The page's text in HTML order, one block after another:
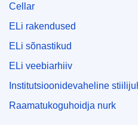
Cellar
ELi rakendused
ELi sõnastikud
ELi veebiarhiiv
Institutsioonidevaheline
Raamatukoguhoidja nurk